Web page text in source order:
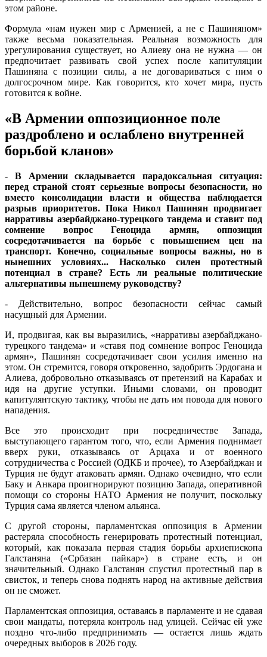
этом районе.
Формула «нам нужен мир с Арменией, а не с Пашиняном»
также весьма показательная. Реальная возможность для
урегулирования существует, но Алиеву она не нужна — он
предпочитает развивать свой успех после капитуляции
Пашиняна с позиции силы, а не договариваться с ним о
долгосрочном мире. Как говорится, кто хочет мира, пусть
готовится к войне.
«В Армении оппозиционное поле
раздроблено и ослаблено внутренней
борьбой кланов»
- В Армении складывается парадоксальная ситуация:
перед страной стоят серьезные вопросы безопасности, но
вместо консолидации власти и общества наблюдается
разрыв приоритетов. Пока Никол Пашинян продвигает
нарративы азербайджано-турецкого тандема и ставит под
сомнение вопрос Геноцида армян, оппозиция
сосредотачивается на борьбе с повышением цен на
транспорт. Конечно, социальные вопросы важны, но в
нынешних условиях... Насколько силен протестный
потенциал в стране? Есть ли реальные политические
альтернативы нынешнему руководству?
- Действительно, вопрос безопасности сейчас самый
насущный для Армении.
И, продвигая, как вы выразились, «нарративы азербайджано-
турецкого тандема» и «ставя под сомнение вопрос Геноцида
армян», Пашинян сосредотачивает свои усилия именно на
этом. Он стремится, говоря откровенно, задобрить Эрдогана и
Алиева, добровольно отказываясь от претензий на Карабах и
идя на другие уступки. Иными словами, он проводит
капитулянтскую тактику, чтобы не дать им повода для нового
нападения.
Все это происходит при посредничестве Запада,
выступающего гарантом того, что, если Армения поднимает
вверх руки, отказываясь от Арцаха и от военного
сотрудничества с Россией (ОДКБ и прочее), то Азербайджан и
Турция не будут атаковать армян. Однако очевидно, что если
Баку и Анкара проигнорируют позицию Запада, оперативной
помощи со стороны НАТО Армения не получит, поскольку
Турция сама является членом альянса.
С другой стороны, парламентская оппозиция в Армении
растеряла способность генерировать протестный потенциал,
который, как показала первая стадия борьбы архиепископа
Галстаняна («Србазан пайкар») в стране есть, и он
значительный. Однако Галстанян спустил протестный пар в
свисток, и теперь снова поднять народ на активные действия
он не сможет.
Парламентская оппозиция, оставаясь в парламенте и не сдавая
свои мандаты, потеряла контроль над улицей. Сейчас ей уже
поздно что-либо предпринимать — остается лишь ждать
очередных выборов в 2026 году.